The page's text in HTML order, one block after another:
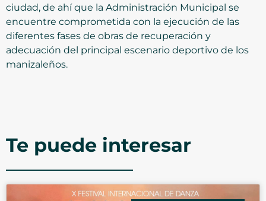
ciudad, de ahí que la Administración Municipal se
encuentre comprometida con la ejecución de las
diferentes fases de obras de recuperación y
adecuación del principal escenario deportivo de los
manizaleños.
Te puede interesar